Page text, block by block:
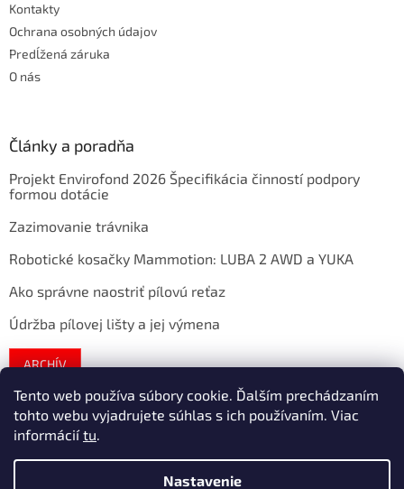
Tento web používa súbory cookie. Ďalším prechádzaním
tohto webu vyjadrujete súhlas s ich používaním. Viac
informáciítu.
Nastavenie
Kontakty
Ochrana osobných údajov
Predĺžená záruka
O nás
Články a poradňa
Projekt Envirofond 2026 Špecifikácia činností podpory
formou dotácie
Zazimovanie trávnika
Robotické kosačky Mammotion: LUBA 2 AWD a YUKA
Ako správne naostriť pílovú reťaz
Údržba pílovej lišty a jej výmena
ARCHÍV